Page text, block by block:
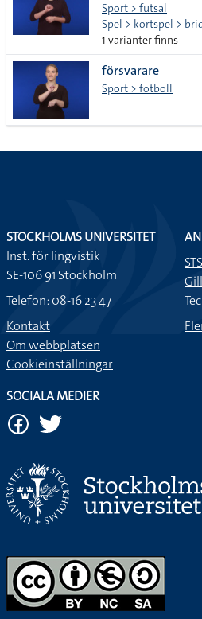
Sport > futsal
Spel > kortspel >
1 varianter finns
försvarare
Sport > fotboll
STOCKHOLMS UNIVERSITET
Inst. för lingvistik
SE-106 91 Stockholm
Telefon: 08-16 23 47
Kontakt
Om webbplatsen
Cookieinställningar
SOCIALA MEDIER